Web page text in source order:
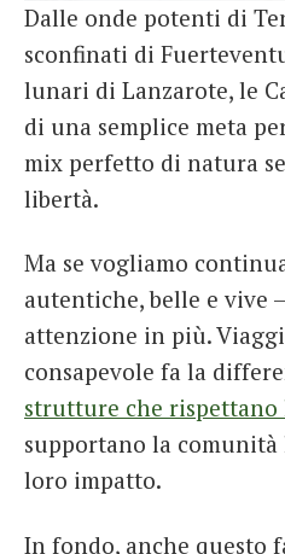
Dalle onde potenti di
sconfinati di
lunari di Lanzarote, le
di una semplice meta
mix perfetto di natura
libertà.
Ma se vogliamo
autentiche, belle e vive
attenzione in più.
consapevole fa la
strutture che rispettano
supportano la
loro impatto.
In fondo, anche questo